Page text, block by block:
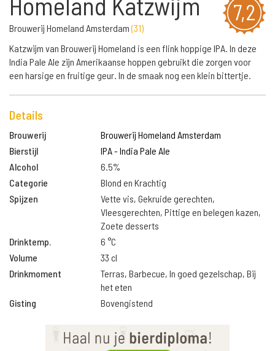
7,2
Brouwerij Homeland Amsterdam(31)
Katzwijm van Brouwerij Homeland is een flink hoppige IPA. In deze
India Pale Ale zijn Amerikaanse hoppen gebruikt die zorgen voor
een harsige en fruitige geur. In de smaak nog een klein bittertje.
Details
Brouwerij
Brouwerij Homeland Amsterdam
Bierstijl
IPA - India Pale Ale
Alcohol
6.5%
Categorie
Blond en Krachtig
Spijzen
Vette vis, Gekruide gerechten,
Vleesgerechten, Pittige en belegen kazen,
Zoete desserts
Drinktemp.
6 °C
Volume
33 cl
Drinkmoment
Terras, Barbecue, In goed gezelschap, Bij
het eten
Gisting
Bovengistend